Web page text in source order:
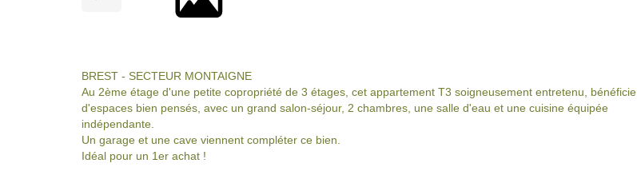
BREST - SECTEUR MONTAIGNE
Au 2ème étage d'une petite copropriété de 3 étages, cet appartement T3 soigneusement entretenu, bénéficie
d'espaces bien pensés, avec un grand salon-séjour, 2 chambres, une salle d'eau et une cuisine équipée
indépendante.
Un garage et une cave viennent compléter ce bien.
Idéal pour un 1er achat !